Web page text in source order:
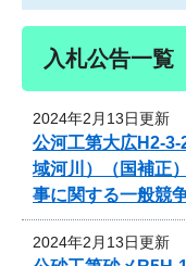
入札公告一覧
2024年2月13日更新
公河工第大広H2-
域河川）（国補正
事に関する一般競
2024年2月13日更新